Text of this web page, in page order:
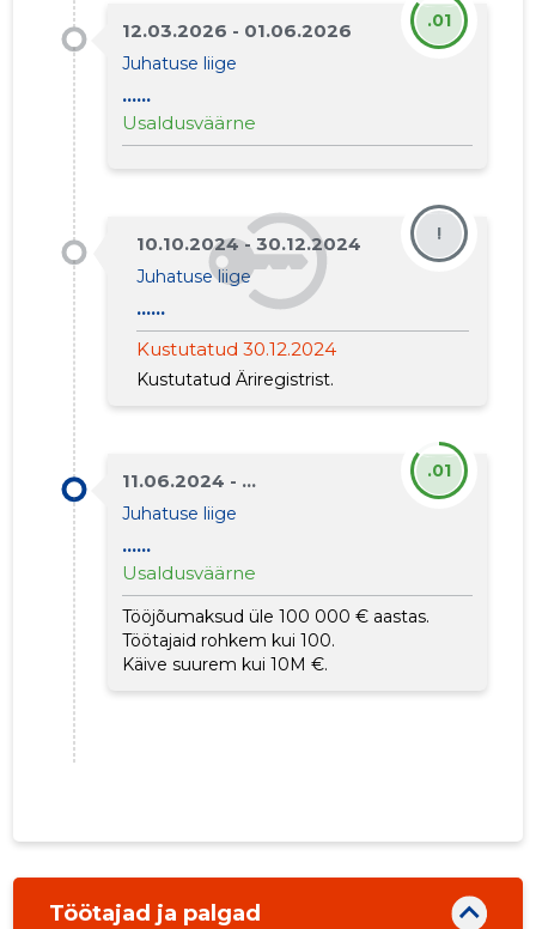
12.03.2026 - 01.06.2026
Juhatuse liige
......
Usaldusväärne
.01
10.10.2024 - 30.12.2024
Juhatuse liige
......
Kustutatud 30.12.2024
Kustutatud Äriregistrist.
!
11.06.2024 - ...
Juhatuse liige
......
Usaldusväärne
Tööjõumaksud üle 100 000 € aastas.
Töötajaid rohkem kui 100.
Käive suurem kui 10M €.
.01
Töötajad ja palgad